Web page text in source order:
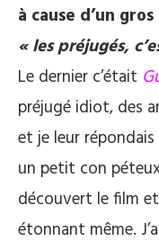
à cause d’un
« les préjugés,
Le dernier c’était
préjugé idiot, des
et je leur répondais
un petit con
découvert le film
étonnant même.